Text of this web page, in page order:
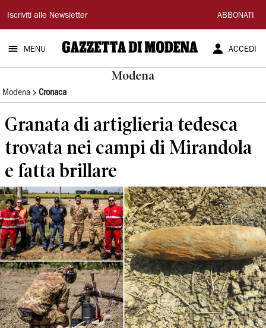
Gazzetta
di
Modena
Iscriviti alle Newsletter ABBONATI
MENU ACCEDI
Modena
Modena Cronaca
Granata di artiglieria tedesca
trovata nei campi di Mirandola
e fatta brillare